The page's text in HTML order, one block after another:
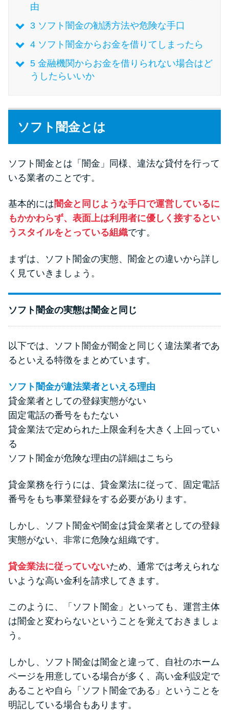
特集ページ一覧
種類や特徴で探す
銀行カードローンを選ぶべき4つ
無利息期間を利用して利息0円で
種類・特徴別一覧
その他コラム
今月の家賃払えない…2ヵ月目に
は解決しないと危険な理由と対
処法3つ
たい…市役所に相談より賢い方
法2選
街金とは？絶対審査通る？借金
に悩む人へ街金をおすすめしな
質屋でお金を借りるには？年利
やシステムをカードローンと比
較
未成年でもお金を借りられる？
る？
学生がお金を借りる方法は？親
へのバレにくさや将来への影響
を解説
ソフト闇金とは？悪質な手口に
090金融（闇金）からお金を借り
申し込みブラックとは?判断の目
安や審査に通らない理由
由
3ソフト闇金の勧誘方法や危険な手口
4ソフト闇金からお金を借りてしまったら
5金融機関からお金を借りられない場合はど
うしたらいいか
ソフト闇金とは
ソフト闇金とは「闇金」同様、違法な貸付を行って
いる業者のことです。
基本的には闇金と同じような手口で運営しているに
もかかわらず、表面上は利用者に優しく接するとい
うスタイルをとっている組織です。
まずは、ソフト闇金の実態、闇金との違いから詳し
く見ていきましょう。
ソフト闇金の実態は闇金と同じ
以下では、ソフト闇金が闇金と同じく違法業者であ
るといえる特徴をまとめています。
ソフト闇金が違法業者といえる理由
貸金業者としての登録実態がない
固定電話の番号をもたない
貸金業法で定められた上限金利を大きく上回ってい
る
ソフト闇金が危険な理由の詳細はこちら
貸金業務を行うには、貸金業法に従って、固定電話
番号をもち事業登録をする必要があります。
しかし、ソフト闇金や闇金は貸金業者としての登録
実態がない、非常に危険な組織です。
貸金業法に従っていないため、通常では考えられな
いような高い金利を請求してきます。
このように、「ソフト闇金」といっても、運営主体
は闇金と変わらないということを覚えておきましょ
う。
しかし、ソフト闇金は闇金と違って、自社のホーム
ページを用意している場合が多く、高い金利設定で
あることや自ら「ソフト闇金である」ということを
明記している場合もあります。